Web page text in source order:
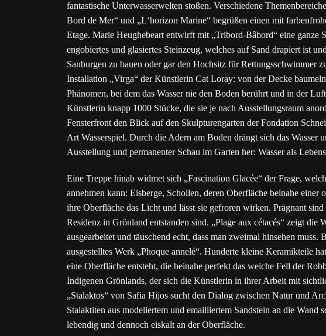
fantastische Unterwasserwelten stoßen. Verschiedene
Bord de Mer“ und „L‘horizon Marine“ begrüßen einen mit
Etage. Marie Heughebeart entwirft mit „Tribord-Bâbord“ eine ganze
engobiertes und glasiertes Steinzeug, welches auf Sand drapiert ist
Sanburgen zu bauen oder gar den Hochsitz für Rettungsschwimmer
Installation „Virga“ der Künstlerin Cat Loray: von der Decke
Phänomen, bei dem das Wasser nie den Boden berührt und in der
Künstlerin knapp 1000 Stücke, die sie je nach Ausstellungsraum
Fensterfront den Blick auf den Skulpturengarten der Fondation
Art Wasserspiel. Durch die Adern am Boden drängt sich das Wasser
Ausstellung und permanenter Schau im Garten her: Wasser als
Eine Treppe hinab widmet sich „Fascination Glacée“ der Frage,
annehmen kann: Eisberge, Schollen, deren Oberfläche beinahe einer
ihre Oberfläche das Licht und lässt sie gefroren wirken. Prägnant
Residenz in Grönland entstanden sind. „Plage aux cétacés“ zeigt die
ausgearbeitet und täuschend echt, dass man zweimal hinsehen
ausgestelltes Werk „Phoque annelé“. Hunderte kleine Keramikteile
eine Oberfläche entsteht, die beinahe perfekt das weiche Fell der
Indigenen Grönlands, der sich die Künstlerin in ihrer Arbeit mit
„Stalaktos“ von Safia Hijos sucht den Dialog zwischen Natur und
Stalaktiten aus modeliertem und emailliertem Sandstein an die Wand
lebendig und dennoch eiskalt an der Oberfläche.